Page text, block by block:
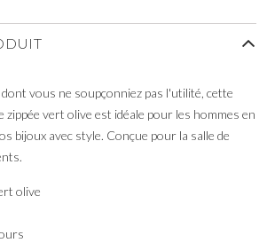
dont vous ne soupçonniez pas l'utilité, cette
zippée vert olive est idéale pour les hommes en
bijoux avec style. Conçue pour la salle de
olive